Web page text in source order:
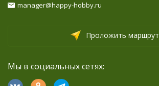
manager@happy-hobby.ru
Проложить маршрут
Мы в социальных сетях: